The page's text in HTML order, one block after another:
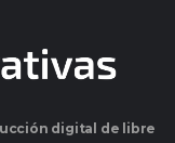
digital de libre